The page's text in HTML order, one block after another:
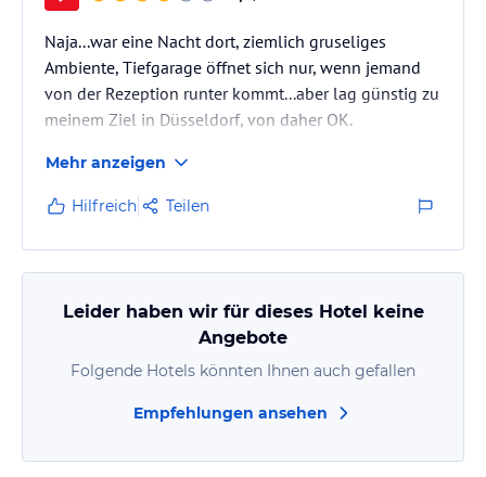
Naja...war eine Nacht dort, ziemlich gruseliges
Ambiente, Tiefgarage öffnet sich nur, wenn jemand
von der Rezeption runter kommt...aber lag günstig zu
meinem Ziel in Düsseldorf, von daher OK.
Mehr anzeigen
Hilfreich Teilen
Leider haben wir für dieses Hotel keine
Angebote
Folgende Hotels könnten Ihnen auch gefallen
Empfehlungen ansehen